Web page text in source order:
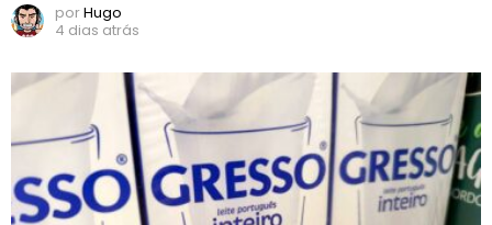
porHugo
4 dias atrás